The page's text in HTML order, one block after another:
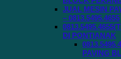
JUAL MESIN
– 0813.5495.4655
DI PONTIANAK
PAVING